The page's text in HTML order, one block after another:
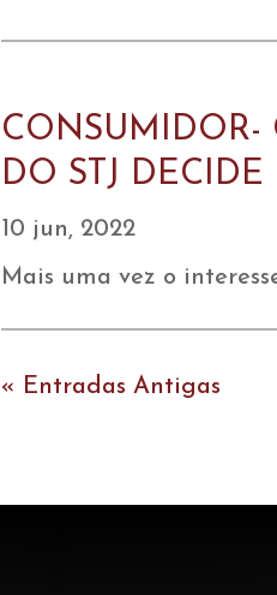
CONSUMIDOR-
DO STJ
10 jun, 2022
Mais uma vez o
« Entradas Antigas